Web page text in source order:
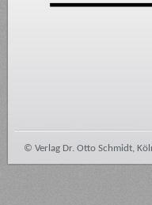
© Verlag Dr. Otto Schmidt,